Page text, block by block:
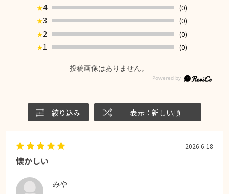
★4
(0)
★3
(0)
★2
(0)
★1 (0)
投稿画像はありません。
絞り込み 表示：新しい順
懐かしい
みや
2026.6.18